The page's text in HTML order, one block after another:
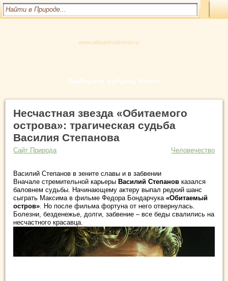
www.atlasprirodirossii.ru
Выберите рубрику блога
Несчастная звезда «Обитаемого
острова»: трагическая судьба
Василия Степанова
Сайт Природа Человечество
Василий Степанов в зените славы и в забвении
Вначале стремительной карьеры Василий Степанов казался
баловнем судьбы. Начинающему актеру выпал редкий шанс
сыграть Максима в фильме Федора Бондарчука «Обитаемый
остров». Но после фильма фортуна от него отвернулась.
Болезни, безденежье, долги, забвение – все беды свалились на
несчастного красавца.